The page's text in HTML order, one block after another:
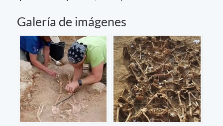
Galería de imágenes